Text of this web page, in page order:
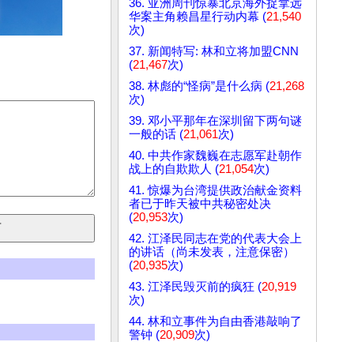
36. 亚洲周刊惊暴北京海外捉拿远
华案主角赖昌星行动内幕 (21,540
次)
37. 新闻特写: 林和立将加盟CNN
(21,467次)
38. 林彪的“怪病”是什么病 (21,268
次)
39. 邓小平那年在深圳留下两句谜
一般的话 (21,061次)
40. 中共作家魏巍在志愿军赴朝作
战上的自欺欺人 (21,054次)
41. 惊爆为台湾提供政治献金资料
者已于昨天被中共秘密处决
(20,953次)
42. 江泽民同志在党的代表大会上
的讲话（尚未发表，注意保密）
(20,935次)
43. 江泽民毁灭前的疯狂 (20,919
次)
44. 林和立事件为自由香港敲响了
警钟 (20,909次)